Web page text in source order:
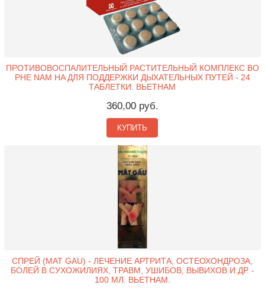
ПРОТИВОВОСПАЛИТЕЛЬНЫЙ РАСТИТЕЛЬНЫЙ КОМПЛЕКС BO
PHE NAM HA ДЛЯ ПОДДЕРЖКИ ДЫХАТЕЛЬНЫХ ПУТЕЙ - 24
ТАБЛЕТКИ. ВЬЕТНАМ
360,00 руб.
КУПИТЬ
СПРЕЙ (MAT GAU) - ЛЕЧЕНИЕ АРТРИТА, ОСТЕОХОНДРОЗА,
БОЛЕЙ В СУХОЖИЛИЯХ, ТРАВМ, УШИБОВ, ВЫВИХОВ И ДР. -
100 МЛ. ВЬЕТНАМ.